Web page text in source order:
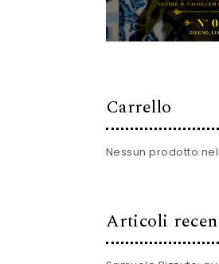
Carrello
Nessun prodotto
Articoli